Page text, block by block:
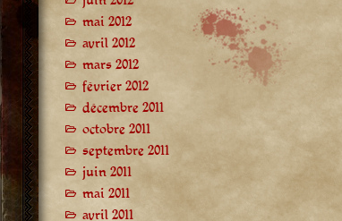
mai 2012
avril 2012
mars 2012
février 2012
décembre 2011
octobre 2011
septembre 2011
juin 2011
mai 2011
avril 2011